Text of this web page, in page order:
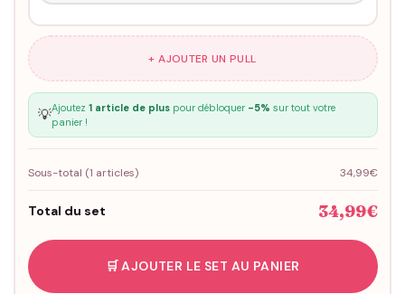
+ AJOUTER UN PULL
💡Ajoutez 1 article de pluspour débloquer -5% sur tout votre
panier !
Sous-total (1 articles) 34,99€
Total du set 34,99€
🛒 AJOUTER LE SET AU PANIER